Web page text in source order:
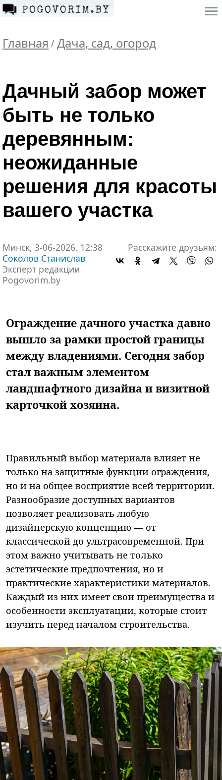
Главная / Дача, сад, огород
Дачный забор может
быть не только
деревянным:
неожиданные
решения для красоты
вашего участка
Минск, 3-06-2026, 12:38
Соколов Станислав
Эксперт редакции
Pogovorim.by
Расскажите друзьям:
Ограждение дачного участка давно
вышло за рамки простой границы
между владениями. Сегодня забор
стал важным элементом
ландшафтного дизайна и визитной
карточкой хозяина.
Правильный выбор материала влияет не
только на защитные функции ограждения,
но и на общее восприятие всей территории.
Разнообразие доступных вариантов
позволяет реализовать любую
дизайнерскую концепцию — от
классической до ультрасовременной. При
этом важно учитывать не только
эстетические предпочтения, но и
практические характеристики материалов.
Каждый из них имеет свои преимущества и
особенности эксплуатации, которые стоит
изучить перед началом строительства.